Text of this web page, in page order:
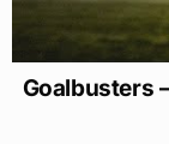
Goalbusters